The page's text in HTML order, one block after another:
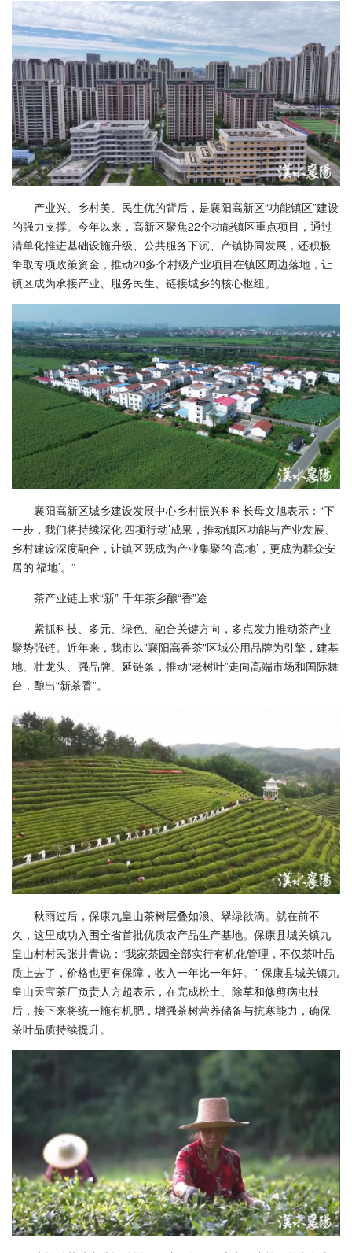
产业兴、乡村美、民生优的背后，是襄阳高新区“功能镇区”建设
的强力支撑。今年以来，高新区聚焦22个功能镇区重点项目，通过
清单化推进基础设施升级、公共服务下沉、产镇协同发展，还积极
争取专项政策资金，推动20多个村级产业项目在镇区周边落地，让
镇区成为承接产业、服务民生、链接城乡的核心枢纽。
襄阳高新区城乡建设发展中心乡村振兴科科长母文旭表示：“下
一步，我们将持续深化‘四项行动’成果，推动镇区功能与产业发展、
乡村建设深度融合，让镇区既成为产业集聚的‘高地’，更成为群众安
居的‘福地’。”
茶产业链上求“新” 千年茶乡酿“香”途
紧抓科技、多元、绿色、融合关键方向，多点发力推动茶产业
聚势强链。近年来，我市以"襄阳高香茶"区域公用品牌为引擎，建基
地、壮龙头、强品牌、延链条，推动“老树叶”走向高端市场和国际舞
台，酿出“新茶香”。
秋雨过后，保康九皇山茶树层叠如浪、翠绿欲滴。就在前不
久，这里成功入围全省首批优质农产品生产基地。保康县城关镇九
皇山村村民张井青说：“我家茶园全部实行有机化管理，不仅茶叶品
质上去了，价格也更有保障，收入一年比一年好。” 保康县城关镇九
皇山天宝茶厂负责人方超表示，在完成松土、除草和修剪病虫枝
后，接下来将统一施有机肥，增强茶树营养储备与抗寒能力，确保
茶叶品质持续提升。